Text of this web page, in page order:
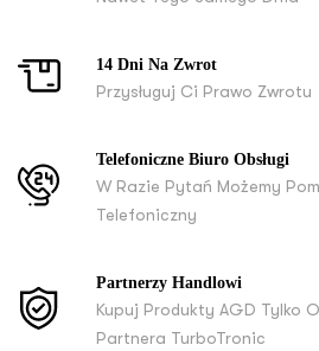
14 Dni Na Zwrot
Przysługuj Ci Prawo Zwrotu
Telefoniczne Biuro Obsługi
W Razie Pytań Możemy
Telefoniczny
Partnerzy Handlowi
Kupuj Produkty AGD Tylko
Partnera TurboTronic